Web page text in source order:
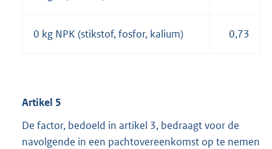
0 kg NPK (stikstof, fosfor, kalium) 0,73
Artikel 5
De factor, bedoeld in artikel 3, bedraagt voor de
navolgende in een pachtovereenkomst op te nemen